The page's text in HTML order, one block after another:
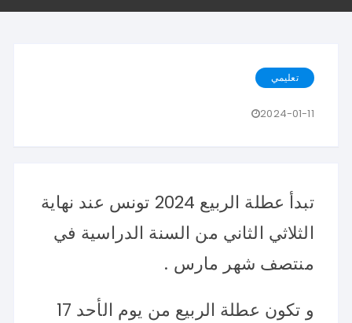
تعليمي
2024-01-11
تبدأ عطلة الربيع 2024 تونس عند نهاية
الثلاثي الثاني من السنة الدراسية في
منتصف شهر مارس .
و تكون عطلة الربيع من يوم الأحد 17